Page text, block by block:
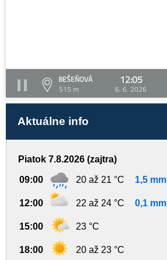
BEŠEŇOVÁ
515 m
12:05
6. 6. 2026
Aktuálne info
Piatok 7.8.2026 (zajtra)
09:00 20 až 21 °C 1,5 mm
12:00 22 až 24 °C 0,1 mm
15:00 23 °C
18:00 20 až 23 °C